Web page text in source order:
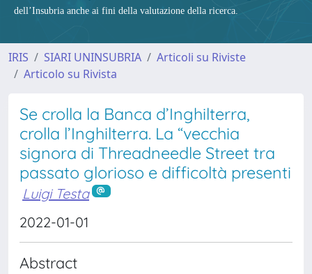
dell’Insubria anche ai fini della valutazione della ricerca.
IRIS SIARI UNINSUBRIA
Articoli su Riviste
Articolo su Rivista
Se crolla la Banca d’Inghilterra,
crolla l’Inghilterra. La “vecchia
signora di Threadneedle Street tra
passato glorioso e difficoltà presenti
Luigi Testa
2022-01-01
Abstract